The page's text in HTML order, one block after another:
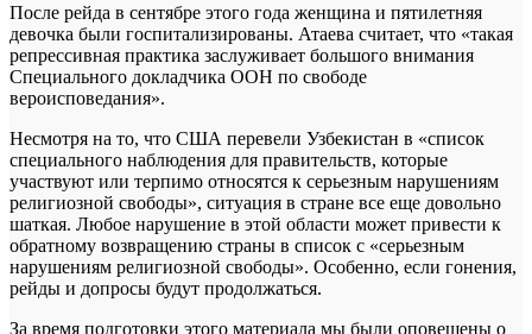
После рейда в сентябре этого года женщина и пятилетняя
девочка были госпитализированы. Атаева считает, что «такая
репрессивная практика заслуживает большого внимания
Специального докладчика ООН по свободе
вероисповедания».
Несмотря на то, что США перевели Узбекистан в «список
специального наблюдения для правительств, которые
участвуют или терпимо относятся к серьезным нарушениям
религиозной свободы», ситуация в стране все еще довольно
шаткая. Любое нарушение в этой области может привести к
обратному возвращению страны в список с «серьезным
нарушениям религиозной свободы». Особенно, если гонения,
рейды и допросы будут продолжаться.
За время подготовки этого материала мы были оповещены о